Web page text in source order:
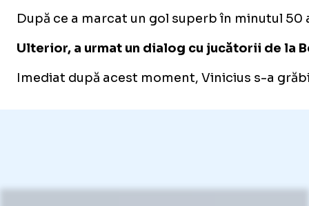
După ce a marcat un gol superb în minutul
Ulterior, a urmat un dialog cu jucătorii de la
Imediat după acest moment, Vinicius s-a